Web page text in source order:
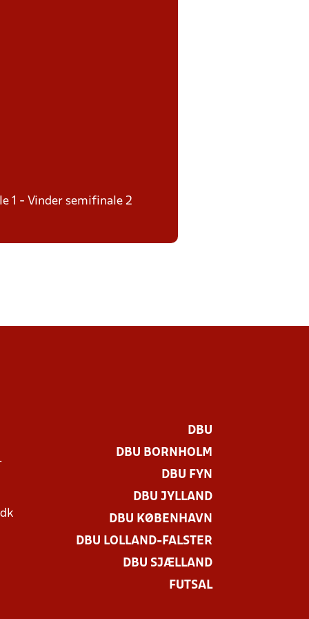
1 - Vinder semifinale 2
DBU
DBU BORNHOLM
DBU FYN
DBU JYLLAND
DBU KØBENHAVN
DBU LOLLAND-FALSTER
DBU SJÆLLAND
FUTSAL